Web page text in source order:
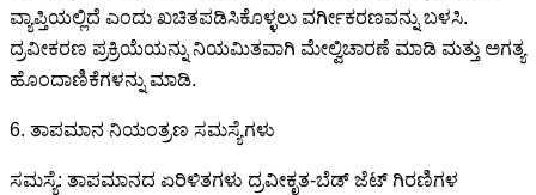
ವ್ಯಾಪ್ತಿಯಲ್ಲಿದೆ ಎಂದು ಖಚಿತಪಡಿಸಿಕೊಳ್ಳಲು ವರ್ಗೀಕರಣವನ್ನು ಬಳಸಿ.
ದ್ರವೀಕರಣ ಪ್ರಕ್ರಿಯೆಯನ್ನು ನಿಯಮಿತವಾಗಿ ಮೇಲ್ವಿಚಾರಣೆ ಮಾಡಿ ಮತ್ತು ಅಗತ್ಯ
ಹೊಂದಾಣಿಕೆಗಳನ್ನು ಮಾಡಿ.
6. ತಾಪಮಾನ ನಿಯಂತ್ರಣ ಸಮಸ್ಯೆಗಳು
ಸಮಸ್ಯೆ: ತಾಪಮಾನದ ಏರಿಳಿತಗಳು ದ್ರವೀಕೃತ-ಬೆಡ್ ಜೆಟ್ ಗಿರಣಿಗಳ